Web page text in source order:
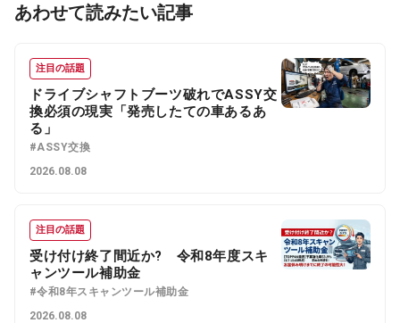
あわせて読みたい記事
注目の話題
ドライブシャフトブーツ破れでASSY交
換必須の現実「発売したての車あるあ
る」
#ASSY交換
2026.08.08
注目の話題
受け付け終了間近か? 令和8年度スキ
ャンツール補助金
#令和8年スキャンツール補助金
2026.08.08